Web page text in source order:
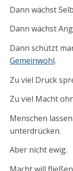
Dann wächst
Dann wächst
Dann schützt
Gemeinwohl.
Zu viel Druck
Zu viel Macht
Menschen
unterdrücken.
Aber nicht ewig.